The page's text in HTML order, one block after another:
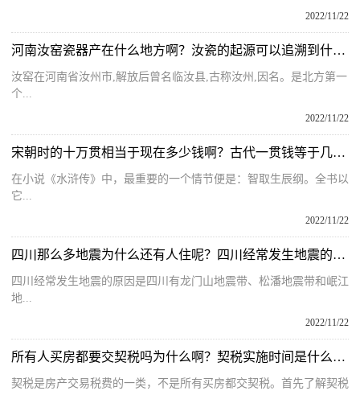
2022/11/22
河南汝窑瓷器产在什么地方啊？汝瓷的起源可以追溯到什么时候呢？
汝窑在河南省汝州市,解放后曾名临汝县,古称汝州,因名。是北方第一
个...
2022/11/22
宋朝时的十万贯相当于现在多少钱啊？古代一贯钱等于几个铜钱呢？
在小说《水浒传》中，最重要的一个情节便是：智取生辰纲。全书以
它...
2022/11/22
四川那么多地震为什么还有人住呢？四川经常发生地震的原因什么？
四川经常发生地震的原因是四川有龙门山地震带、松潘地震带和岷江
地...
2022/11/22
所有人买房都要交契税吗为什么啊？契税实施时间是什么时候呢？
契税是房产交易税费的一类，不是所有买房都交契税。首先了解契税